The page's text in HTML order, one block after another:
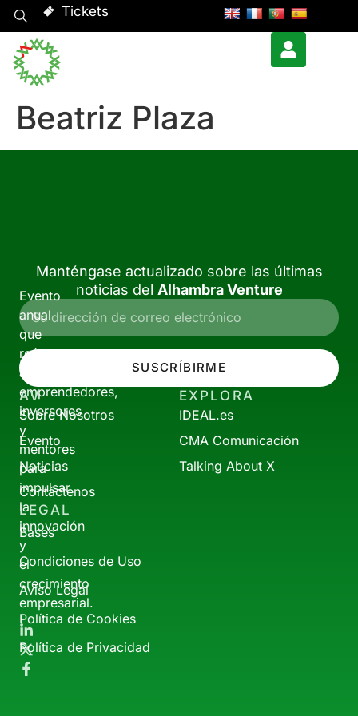
Tickets
Beatriz Plaza
Evento
anual
que
reúne
a
emprendedores,
inversores
y
mentores
para
impulsar
la
innovación
y
el
crecimiento
empresarial.
Manténgase actualizado sobre las últimas
noticias del Alhambra Venture
SUSCRÍBIRME
AV
Sobre Nosotros
Evento
Noticias
Contáctenos
EXPLORA
IDEAL.es
CMA Comunicación
Talking About X
LEGAL
Bases
Condiciones de Uso
Aviso Legal
Política de Cookies
Política de Privacidad